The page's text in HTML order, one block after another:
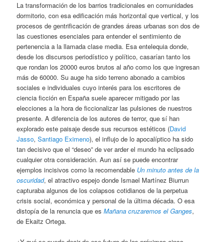
La transformación de los barrios tradicionales en comunidades
dormitorio, con esa edificación más horizontal que vertical, y los
procesos de gentrificación de grandes áreas urbanas son dos de
las cuestiones esenciales para entender el sentimiento de
pertenencia a la llamada clase media. Esa entelequia donde,
desde los discursos periodístico y político, casarían tanto los
que rondan los 20000 euros brutos al año como los que ingresan
más de 60000. Su auge ha sido terreno abonado a cambios
sociales e individuales cuyo interés para los escritores de
ciencia ficción en España suele aparecer mitigado por las
elecciones a la hora de ficcionalizar las pulsiones de nuestros
presente. A diferencia de los autores de terror, que sí han
explorado este paisaje desde sus recursos estéticos (David
Jasso,Santiago Eximeno), el influjo de lo apocalíptico ha sido
tan decisivo que el “deseo” de ver arder el mundo ha eclipsado
cualquier otra consideración. Aun así se puede encontrar
ejemplos incisivos como la recomendable Un minuto antes de la
oscuridad, el atractivo espejo donde Ismael Martínez Biurrun
capturaba algunos de los colapsos cotidianos de la perpetua
crisis social, económica y personal de la última década. O esa
distopía de la renuncia que esMañana cruzaremos el Ganges,
de Ekaitz Ortega.